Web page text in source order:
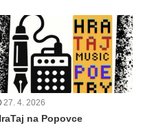
27. 4. 2026
na Popovce